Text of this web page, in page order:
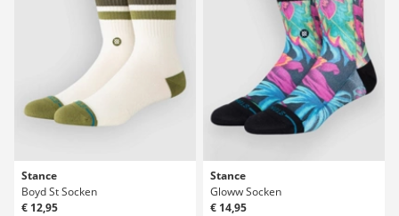
Stance
Boyd St Socken
€ 12,95
Stance
Gloww Socken
€ 14,95